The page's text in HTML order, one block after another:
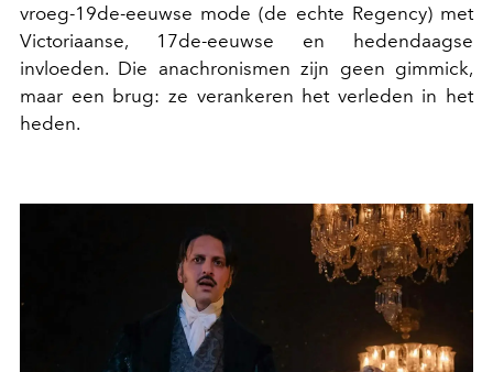
vroeg-19de-eeuwse mode (de echte Regency) met
Victoriaanse, 17de-eeuwse en hedendaagse
invloeden. Die anachronismen zijn geen gimmick,
maar een brug: ze verankeren het verleden in het
heden.